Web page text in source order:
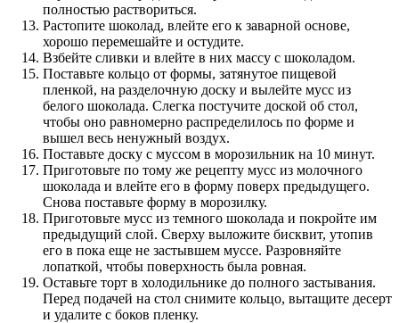
полностью раствориться.
Растопите шоколад, влейте его к заварной основе,
хорошо перемешайте и остудите.
Взбейте сливки и влейте в них массу с шоколадом.
Поставьте кольцо от формы, затянутое пищевой
пленкой, на разделочную доску и вылейте мусс из
белого шоколада. Слегка постучите доской об стол,
чтобы оно равномерно распределилось по форме и
вышел весь ненужный воздух.
Поставьте доску с муссом в морозильник на 10 минут.
Приготовьте по тому же рецепту мусс из молочного
шоколада и влейте его в форму поверх предыдущего.
Снова поставьте форму в морозилку.
Приготовьте мусс из темного шоколада и покройте им
предыдущий слой. Сверху выложите бисквит, утопив
его в пока еще не застывшем муссе. Разровняйте
лопаткой, чтобы поверхность была ровная.
Оставьте торт в холодильнике до полного застывания.
Перед подачей на стол снимите кольцо, вытащите десерт
и удалите с боков пленку.